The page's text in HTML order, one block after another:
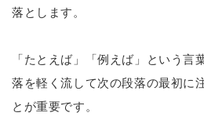
落とします。
「たとえば」「例えば」という言
落を軽く流して次の段落の最初に
とが重要です。